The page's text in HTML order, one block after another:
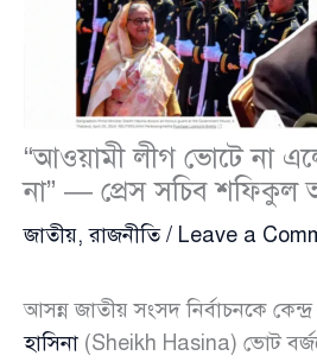
“আওয়ামী লীগ ভোটে না
না” — প্রেস সচিব
জাতীয়,রাজনীতি/ Leave a
আসন্ন জাতীয় সংসদ নির্বাচনকে কেন্দ্র
হাসিনা (Sheikh Hasina) ভোট